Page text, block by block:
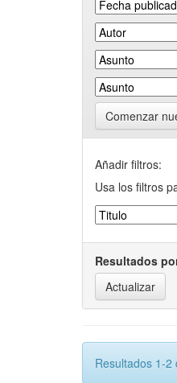
Comenzar
Añadir filtros:
Usa los filtros
Resultados
Resultados 1-2